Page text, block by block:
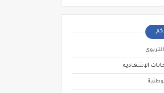
الإشهادية